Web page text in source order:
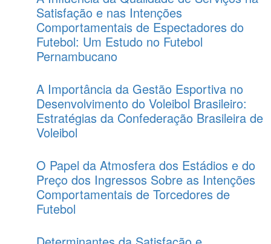
Satisfação e nas Intenções
Comportamentais de Espectadores do
Futebol: Um Estudo no Futebol
Pernambucano
A Importância da Gestão Esportiva no
Desenvolvimento do Voleibol Brasileiro:
Estratégias da Confederação Brasileira de
Voleibol
O Papel da Atmosfera dos Estádios e do
Preço dos Ingressos Sobre as Intenções
Comportamentais de Torcedores de
Futebol